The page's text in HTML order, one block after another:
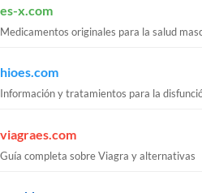
es-x.com
Medicamentos originales para la salud
hioes.com
Información y tratamientos para la
viagraes.com
Guía completa sobre Viagra y alternativas